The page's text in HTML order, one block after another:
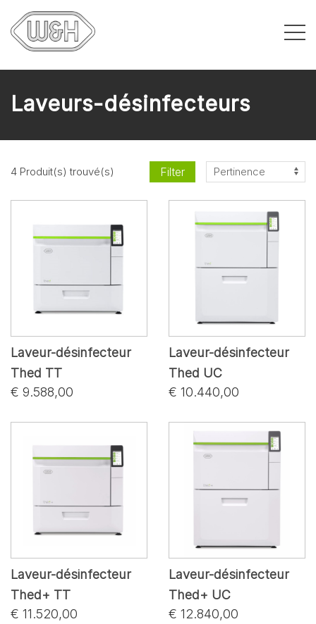
Laveurs-désinfecteurs
4 Produit(s) trouvé(s) Filter
Laveur-désinfecteur
Thed TT
€ 9.588,00
Laveur-désinfecteur
Thed UC
€ 10.440,00
Laveur-désinfecteur
Thed+ TT
€ 11.520,00
Laveur-désinfecteur
Thed+ UC
€ 12.840,00